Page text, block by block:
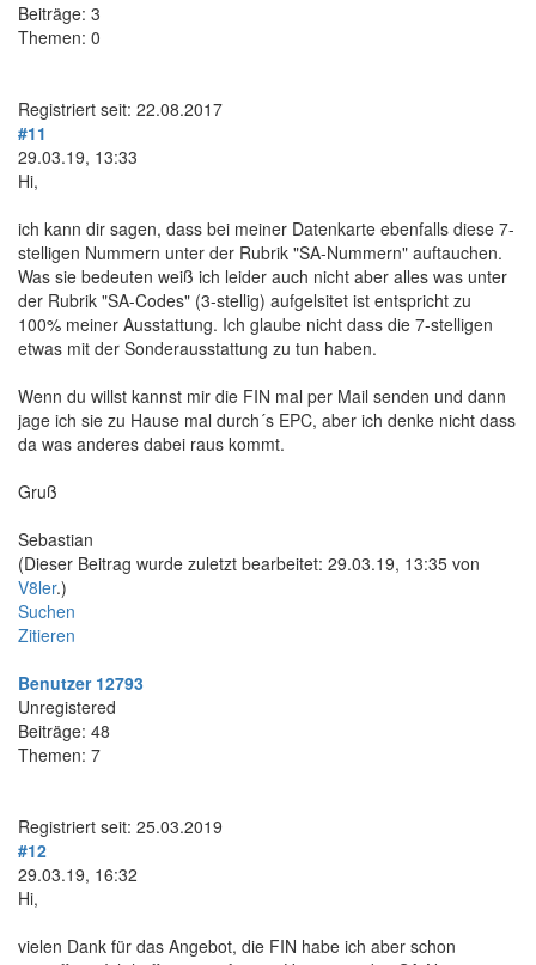
Beiträge: 3
Themen: 0
Registriert seit: 22.08.2017
#11
29.03.19, 13:33
Hi,
ich kann dir sagen, dass bei meiner Datenkarte ebenfalls diese 7-
stelligen Nummern unter der Rubrik "SA-Nummern" auftauchen.
Was sie bedeuten weiß ich leider auch nicht aber alles was unter
der Rubrik "SA-Codes" (3-stellig) aufgelsitet ist entspricht zu
100% meiner Ausstattung. Ich glaube nicht dass die 7-stelligen
etwas mit der Sonderausstattung zu tun haben.
Wenn du willst kannst mir die FIN mal per Mail senden und dann
jage ich sie zu Hause mal durch´s EPC, aber ich denke nicht dass
da was anderes dabei raus kommt.
Gruß
Sebastian
(Dieser Beitrag wurde zuletzt bearbeitet: 29.03.19, 13:35 von
V8ler.)
Suchen
Zitieren
Benutzer 12793
Unregistered
Beiträge: 48
Themen: 7
Registriert seit: 25.03.2019
#12
29.03.19, 16:32
Hi,
vielen Dank für das Angebot, die FIN habe ich aber schon